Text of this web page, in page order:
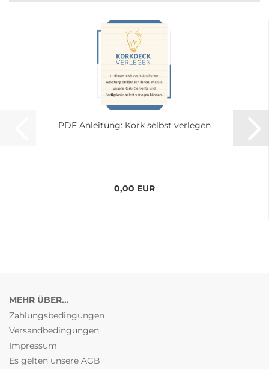
PDF An­lei­tung: Kork selbst ver­le­gen
0,00 EUR
MEHR ÜBER...
Zahlungsbedingungen
Versandbedingungen
Impressum
Es gelten unsere AGB